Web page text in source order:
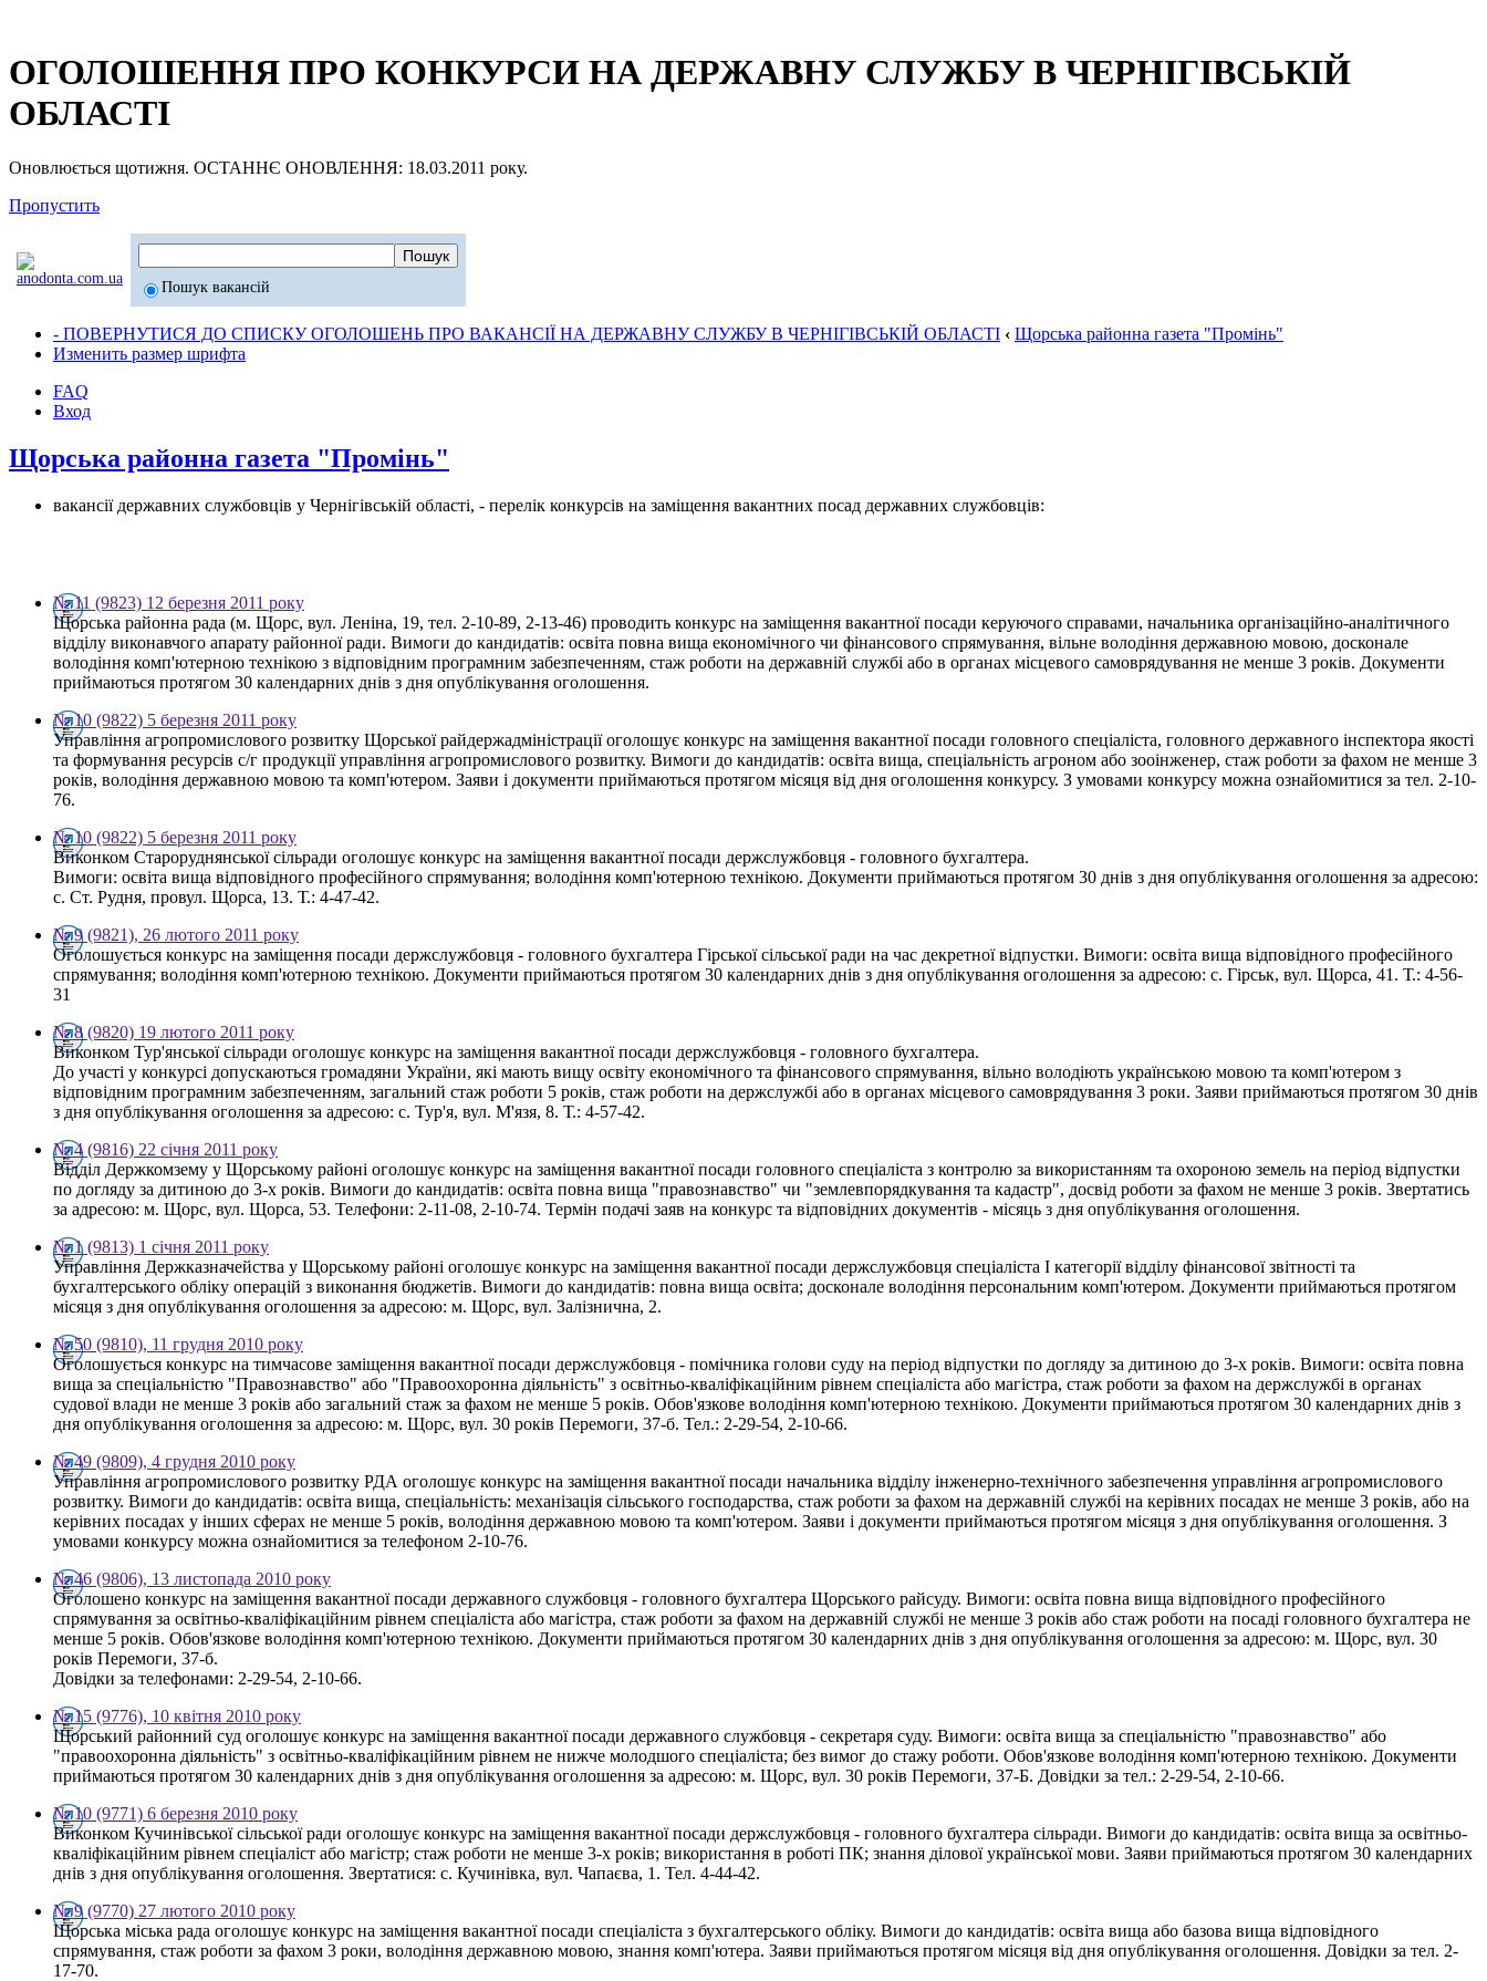
ОГОЛОШЕННЯ ПРО КОНКУРСИ НА ДЕРЖАВНУ СЛУЖБУ В ЧЕРНІГІВСЬКІЙ
ОБЛАСТІ
Оновлюється щотижня. ОСТАННЄ ОНОВЛЕННЯ: 18.03.2011 року.
Пропустить
Пошук вакансій
- ПОВЕРНУТИСЯ ДО СПИСКУ ОГОЛОШЕНЬ ПРО ВАКАНСІЇ НА ДЕРЖАВНУ СЛУЖБУ В ЧЕРНІГІВСЬКІЙ ОБЛАСТІ ‹ Щорська районна газета "Промінь"
Изменить размер шрифта
FAQ
Вход
Щорська районна газета "Промінь"
вакансії державних службовців у Чернігівській області, - перелік конкурсів на заміщення вакантних посад державних службовців:
№ 11 (9823) 12 березня 2011 року
Щорська районна рада (м. Щорс, вул. Леніна, 19, тел. 2-10-89, 2-13-46) проводить конкурс на заміщення вакантної посади керуючого справами, начальника організаційно-аналітичного
відділу виконавчого апарату районної ради. Вимоги до кандидатів: освіта повна вища економічного чи фінансового спрямування, вільне володіння державною мовою, досконале
володіння комп'ютерною технікою з відповідним програмним забезпеченням, стаж роботи на державній службі або в органах місцевого самоврядування не менше 3 років. Документи
приймаються протягом 30 календарних днів з дня опублікування оголошення.
№ 10 (9822) 5 березня 2011 року
Управління агропромислового розвитку Щорської райдержадміністрації оголошує конкурс на заміщення вакантної посади головного спеціаліста, головного державного інспектора якості
та формування ресурсів с/г продукції управління агропромислового розвитку. Вимоги до кандидатів: освіта вища, спеціальність агроном або зооінженер, стаж роботи за фахом не менше 3
років, володіння державною мовою та комп'ютером. Заяви і документи приймаються протягом місяця від дня оголошення конкурсу. З умовами конкурсу можна ознайомитися за тел. 2-10-
76.
№ 10 (9822) 5 березня 2011 року
Виконком Староруднянської сільради оголошує конкурс на заміщення вакантної посади держслужбовця - головного бухгалтера.
Вимоги: освіта вища відповідного професійного спрямування; володіння комп'ютерною технікою. Документи приймаються протягом 30 днів з дня опублікування оголошення за адресою:
с. Ст. Рудня, провул. Щорса, 13. Т.: 4-47-42.
№ 9 (9821), 26 лютого 2011 року
Оголошується конкурс на заміщення посади держслужбовця - головного бухгалтера Гірської сільської ради на час декретної відпустки. Вимоги: освіта вища відповідного професійного
спрямування; володіння комп'ютерною технікою. Документи приймаються протягом 30 календарних днів з дня опублікування оголошення за адресою: с. Гірськ, вул. Щорса, 41. Т.: 4-56-
31
№ 8 (9820) 19 лютого 2011 року
Виконком Тур'янської сільради оголошує конкурс на заміщення вакантної посади держслужбовця - головного бухгалтера.
До участі у конкурсі допускаються громадяни України, які мають вищу освіту економічного та фінансового спрямування, вільно володіють українською мовою та комп'ютером з
відповідним програмним забезпеченням, загальний стаж роботи 5 років, стаж роботи на держслужбі або в органах місцевого самоврядування 3 роки. Заяви приймаються протягом 30 днів
з дня опублікування оголошення за адресою: с. Тур'я, вул. М'язя, 8. Т.: 4-57-42.
№ 4 (9816) 22 січня 2011 року
Відділ Держкомзему у Щорському районі оголошує конкурс на заміщення вакантної посади головного спеціаліста з контролю за використанням та охороною земель на період відпустки
по догляду за дитиною до 3-х років. Вимоги до кандидатів: освіта повна вища "правознавство" чи "землевпорядкування та кадастр", досвід роботи за фахом не менше 3 років. Звертатись
за адресою: м. Щорс, вул. Щорса, 53. Телефони: 2-11-08, 2-10-74. Термін подачі заяв на конкурс та відповідних документів - місяць з дня опублікування оголошення.
№ 1 (9813) 1 січня 2011 року
Управління Держказначейства у Щорському районі оголошує конкурс на заміщення вакантної посади держслужбовця спеціаліста І категорії відділу фінансової звітності та
бухгалтерського обліку операцій з виконання бюджетів. Вимоги до кандидатів: повна вища освіта; досконале володіння персональним комп'ютером. Документи приймаються протягом
місяця з дня опублікування оголошення за адресою: м. Щорс, вул. Залізнична, 2.
№ 50 (9810), 11 грудня 2010 року
Оголошується конкурс на тимчасове заміщення вакантної посади держслужбовця - помічника голови суду на період відпустки по догляду за дитиною до 3-х років. Вимоги: освіта повна
вища за спеціальністю "Правознавство" або "Правоохоронна діяльність" з освітньо-кваліфікаційним рівнем спеціаліста або магістра, стаж роботи за фахом на держслужбі в органах
судової влади не менше 3 років або загальний стаж за фахом не менше 5 років. Обов'язкове володіння комп'ютерною технікою. Документи приймаються протягом 30 календарних днів з
дня опублікування оголошення за адресою: м. Щорс, вул. 30 років Перемоги, 37-б. Тел.: 2-29-54, 2-10-66.
№ 49 (9809), 4 грудня 2010 року
Управління агропромислового розвитку РДА оголошує конкурс на заміщення вакантної посади начальника відділу інженерно-технічного забезпечення управління агропромислового
розвитку. Вимоги до кандидатів: освіта вища, спеціальність: механізація сільського господарства, стаж роботи за фахом на державній службі на керівних посадах не менше 3 років, або на
керівних посадах у інших сферах не менше 5 років, володіння державною мовою та комп'ютером. Заяви і документи приймаються протягом місяця з дня опублікування оголошення. З
умовами конкурсу можна ознайомитися за телефоном 2-10-76.
№ 46 (9806), 13 листопада 2010 року
Оголошено конкурс на заміщення вакантної посади державного службовця - головного бухгалтера Щорського райсуду. Вимоги: освіта повна вища відповідного професійного
спрямування за освітньо-кваліфікаційним рівнем спеціаліста або магістра, стаж роботи за фахом на державній службі не менше 3 років або стаж роботи на посаді головного бухгалтера не
менше 5 років. Обов'язкове володіння комп'ютерною технікою. Документи приймаються протягом 30 календарних днів з дня опублікування оголошення за адресою: м. Щорс, вул. 30
років Перемоги, 37-б.
Довідки за телефонами: 2-29-54, 2-10-66.
№ 15 (9776), 10 квітня 2010 року
Щорський районний суд оголошує конкурс на заміщення вакантної посади державного службовця - секретаря суду. Вимоги: освіта вища за спеціальністю "правознавство" або
"правоохоронна діяльність" з освітньо-кваліфікаційним рівнем не нижче молодшого спеціаліста; без вимог до стажу роботи. Обов'язкове володіння комп'ютерною технікою. Документи
приймаються протягом 30 календарних днів з дня опублікування оголошення за адресою: м. Щорс, вул. 30 років Перемоги, 37-Б. Довідки за тел.: 2-29-54, 2-10-66.
№ 10 (9771) 6 березня 2010 року
Виконком Кучинівської сільської ради оголошує конкурс на заміщення вакантної посади держслужбовця - головного бухгалтера сільради. Вимоги до кандидатів: освіта вища за освітньо-
кваліфікаційним рівнем спеціаліст або магістр; стаж роботи не менше 3-х років; використання в роботі ПК; знання ділової української мови. Заяви приймаються протягом 30 календарних
днів з дня опублікування оголошення. Звертатися: с. Кучинівка, вул. Чапаєва, 1. Тел. 4-44-42.
№ 9 (9770) 27 лютого 2010 року
Щорська міська рада оголошує конкурс на заміщення вакантної посади спеціаліста з бухгалтерського обліку. Вимоги до кандидатів: освіта вища або базова вища відповідного
спрямування, стаж роботи за фахом 3 роки, володіння державною мовою, знання комп'ютера. Заяви приймаються протягом місяця від дня опублікування оголошення. Довідки за тел. 2-
17-70.